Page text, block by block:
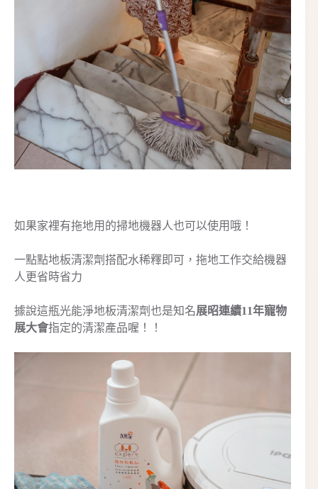
如果家裡有拖地用的掃地機器人也可以使用哦！
一點點地板清潔劑搭配水稀釋即可，拖地工作交給機器
人更省時省力
據說這瓶光能淨地板清潔劑也是知名展昭連續11年寵物
展大會指定的清潔產品喔！！